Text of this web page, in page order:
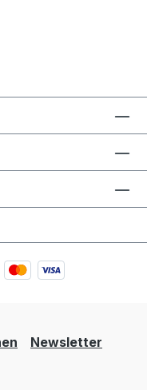
Newsletter
Monochrom